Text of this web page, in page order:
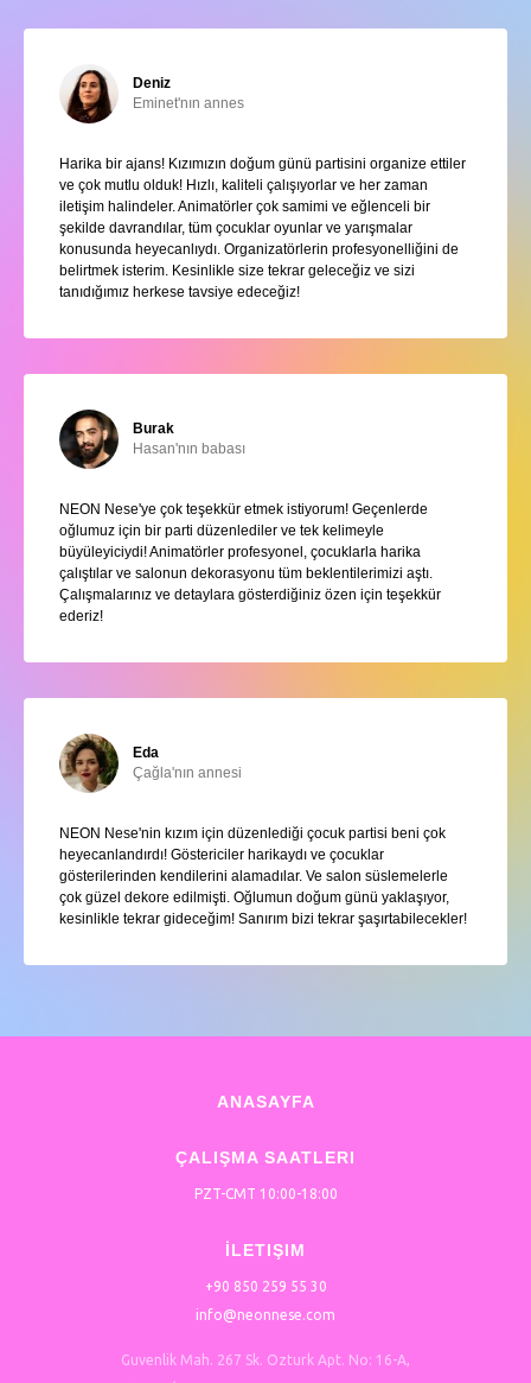
Deniz
Eminet'nın annes
Harika bir ajans! Kızımızın doğum günü partisini organize ettiler
ve çok mutlu olduk! Hızlı, kaliteli çalışıyorlar ve her zaman
iletişim halindeler. Animatörler çok samimi ve eğlenceli bir
şekilde davrandılar, tüm çocuklar oyunlar ve yarışmalar
konusunda heyecanlıydı. Organizatörlerin profesyonelliğini de
belirtmek isterim. Kesinlikle size tekrar geleceğiz ve sizi
tanıdığımız herkese tavsiye edeceğiz!
Burak
Hasan'nın babası
NEON Nese'ye çok teşekkür etmek istiyorum! Geçenlerde
oğlumuz için bir parti düzenlediler ve tek kelimeyle
büyüleyiciydi! Animatörler profesyonel, çocuklarla harika
çalıştılar ve salonun dekorasyonu tüm beklentilerimizi aştı.
Çalışmalarınız ve detaylara gösterdiğiniz özen için teşekkür
ederiz!
Eda
Çağla'nın annesi
NEON Nese'nin kızım için düzenlediği çocuk partisi beni çok
heyecanlandırdı! Göstericiler harikaydı ve çocuklar
gösterilerinden kendilerini alamadılar. Ve salon süslemelerle
çok güzel dekore edilmişti. Oğlumun doğum günü yaklaşıyor,
kesinlikle tekrar gideceğim! Sanırım bizi tekrar şaşırtabilecekler!
Guvenlik Mah. 267 Sk. Ozturk Apt. No: 16-A,
ÇALIŞMA SAATLERI
PZT-CMT 10:00-18:00
İLETIŞIM
+90 850 259 55 30
info@neonnese.com
ANASAYFA